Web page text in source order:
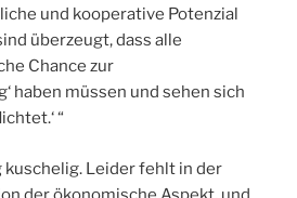
und kooperative Potenzial
überzeugt, dass alle
Chance zur
haben müssen und sehen sich
“
kuschelig. Leider fehlt in der